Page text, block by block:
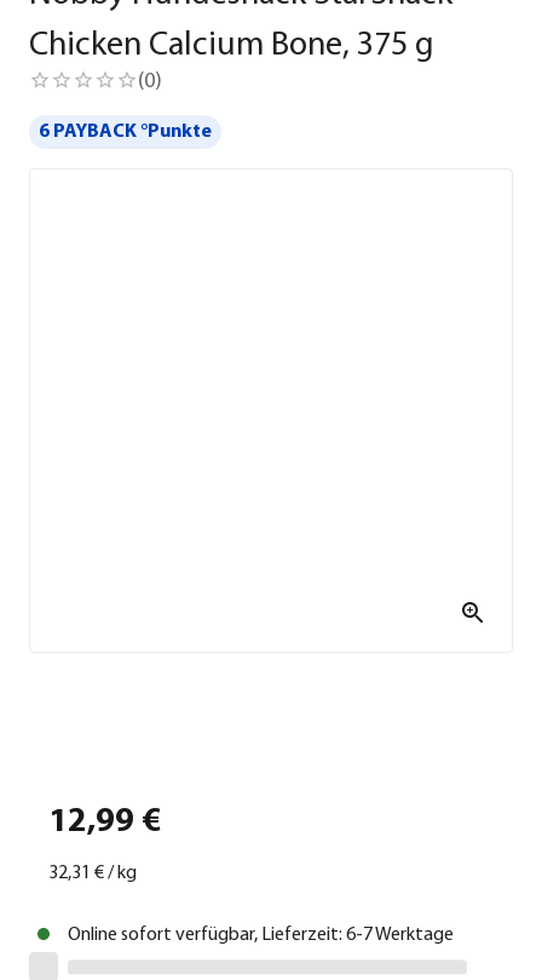
Chicken Calcium Bone, 375 g
(0)
6 PAYBACK °Punkte
12,99 €
32,31 €/kg
Online sofort verfügbar, Lieferzeit: 6-7 Werktage